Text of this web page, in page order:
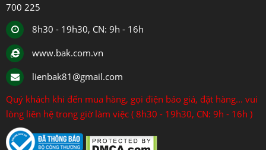
700 225
8h30 - 19h30, CN: 9h - 16h
www.bak.com.vn
lienbak81@gmail.com
Quý khách khi đến mua hàng, gọi điện báo giá, đặt hàng... vui
lòng liên hệ trong giờ làm việc ( 8h30 - 19h30, CN: 9h - 16h )